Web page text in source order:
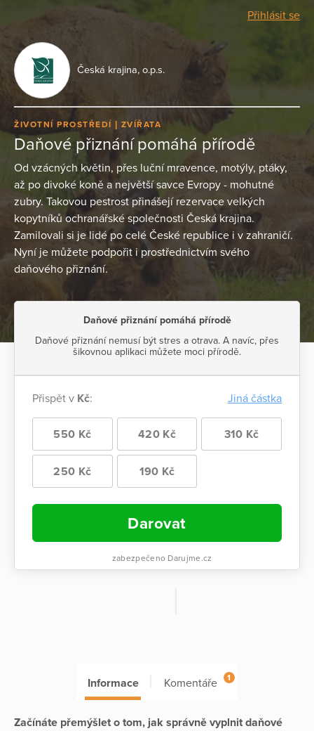
Přihlásit se
Česká krajina, o.p.s.
ŽIVOTNÍ PROSTŘEDÍ ZVÍŘATA
Daňové přiznání pomáhá přírodě
Od vzácných květin, přes luční mravence, motýly, ptáky,
až po divoké koně a největší savce Evropy - mohutné
zubry. Takovou pestrost přinášejí rezervace velkých
kopytníků ochranářské společnosti Česká krajina.
Zamilovali si je lidé po celé České republice i v zahraničí.
Nyní je můžete podpořit i prostřednictvím svého
daňového přiznání.
Daňové přiznání pomáhá přírodě
Daňové přiznání nemusí být stres a otrava. A navíc, přes
šikovnou aplikaci můžete moci přírodě.
Přispět v Kč: Jiná částka
550 Kč 420 Kč 310 Kč
250 Kč 190 Kč
Darovat
zabezpečeno Darujme.cz
Informace Komentáře 1
Začínáte přemýšlet o tom, jak správně vyplnit daňové